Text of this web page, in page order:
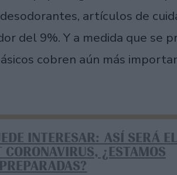
artículos de
del 9%. Y a medida que se
cobren aún más
INTERESAR: ASÍ SERÁ EL
CORONAVIRUS, ¿ESTAMOS
PREPARADAS?